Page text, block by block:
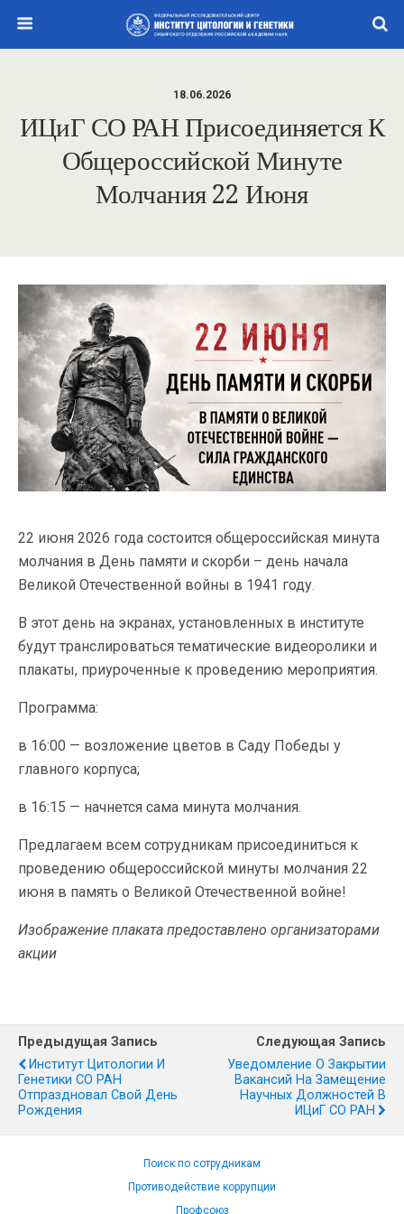
18.06.2026
ИЦиГ СО РАН Присоединяется К
Общероссийской Минуте
Молчания 22 Июня
22 июня 2026 года состоится общероссийская минута
молчания в День памяти и скорби – день начала
Великой Отечественной войны в 1941 году.
В этот день на экранах, установленных в институте
будут транслироваться тематические видеоролики и
плакаты, приуроченные к проведению мероприятия.
Программа:
в 16:00 — возложение цветов в Саду Победы у
главного корпуса;
в 16:15 — начнется сама минута молчания.
Предлагаем всем сотрудникам присоединиться к
проведению общероссийской минуты молчания 22
июня в память о Великой Отечественной войне!
Изображение плаката предоставлено организаторами
акции
Предыдущая Запись
Институт Цитологии И
Генетики СО РАН
Отпраздновал Свой День
Рождения
Следующая Запись
Уведомление О Закрытии
Вакансий На Замещение
Научных Должностей В
ИЦиГ СО РАН
Поиск по сотрудникам
Противодействие коррупции
Профсоюз